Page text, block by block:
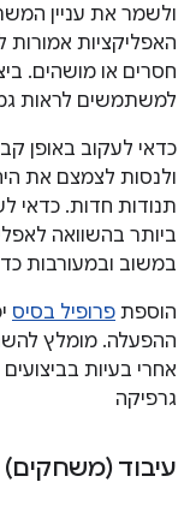
ולשמר את עניין
חסרים או מושהים.
למשתמשים לראות
כדאי לעקוב באופן
ולנסות לצמצם את
תנודות חדות. כדאי
ביותר בהשוואה
במשוב ובמעורבות
הוספת פרופיל בסיס
ההפעלה. מומלץ
אחרי בעיות
גרפיקה
עיבוד (משחקים)